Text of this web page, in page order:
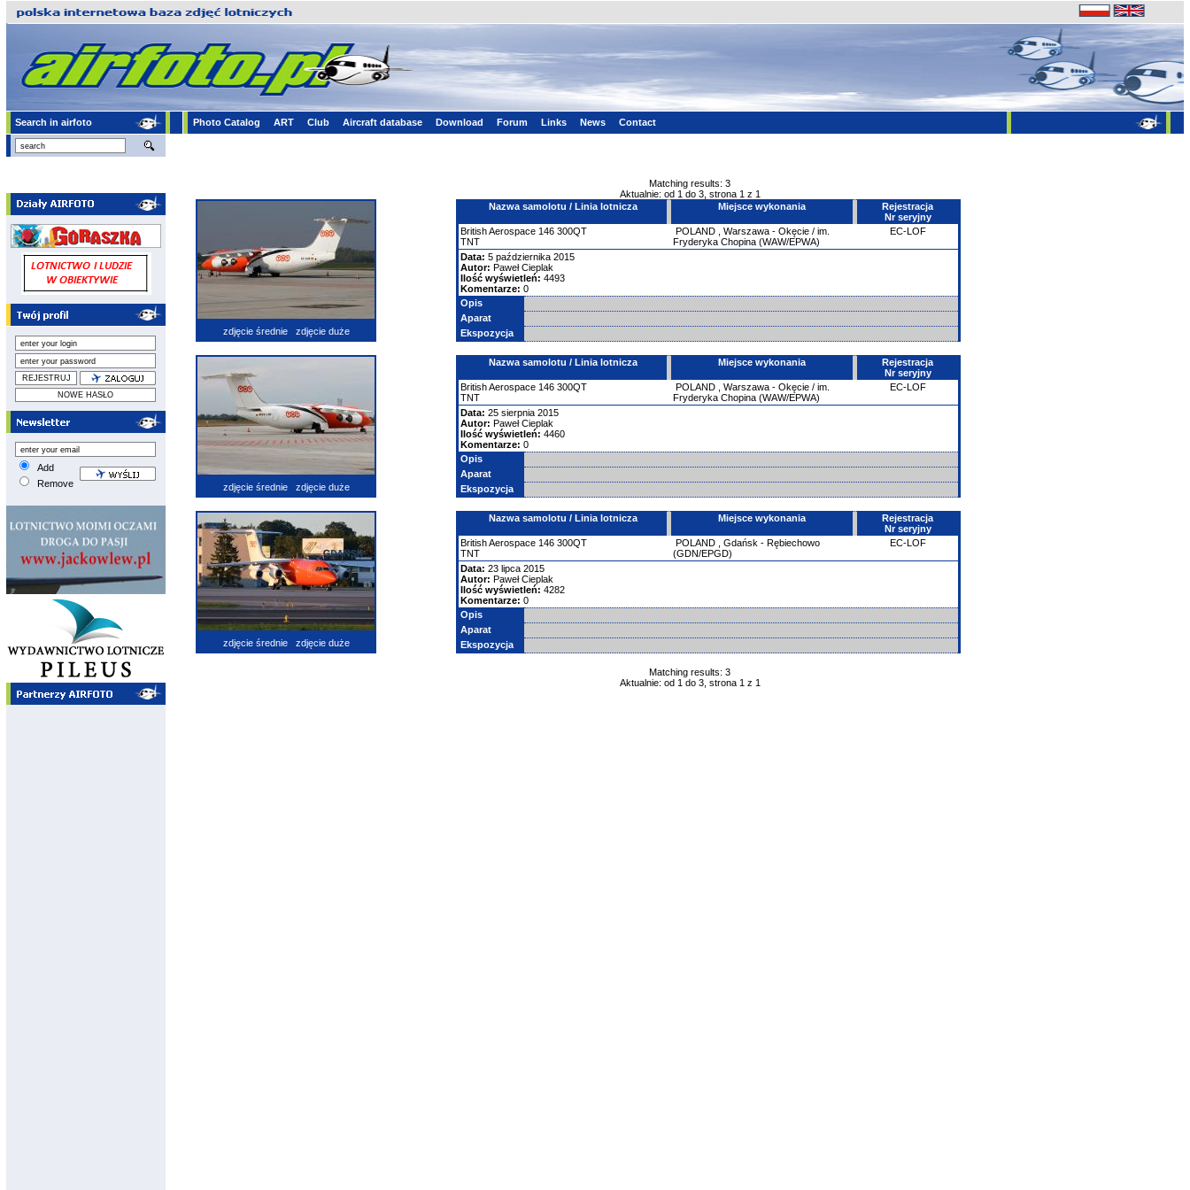
Search in airfoto Photo Catalog ART Club Aircraft database Download Forum Links News Contact
Add
Remove
Matching results: 3
Aktualnie: od 1 do 3, strona 1 z 1
zdjęcie średnie zdjęcie duże
Nazwa samolotu / Linia lotnicza Miejsce wykonania
Rejestracja
Nr seryjny
British Aerospace 146 300QT
TNT
POLAND
Warszawa - Okęcie / im.
Fryderyka Chopina (WAW/EPWA)
EC-LOF
Data: 5 października 2015
Autor: Paweł Cieplak
Ilość wyświetleń: 4493
Komentarze: 0
Opis
Aparat
Ekspozycja
zdjęcie średnie zdjęcie duże
Nazwa samolotu / Linia lotnicza Miejsce wykonania
Rejestracja
Nr seryjny
British Aerospace 146 300QT
TNT
POLAND
Warszawa - Okęcie / im.
Fryderyka Chopina (WAW/EPWA)
EC-LOF
Data: 25 sierpnia 2015
Autor: Paweł Cieplak
Ilość wyświetleń: 4460
Komentarze: 0
Opis
Aparat
Ekspozycja
zdjęcie średnie zdjęcie duże
Nazwa samolotu / Linia lotnicza Miejsce wykonania
Rejestracja
Nr seryjny
British Aerospace 146 300QT
TNT
POLAND
Gdańsk - Rębiechowo
(GDN/EPGD)
EC-LOF
Data: 23 lipca 2015
Autor: Paweł Cieplak
Ilość wyświetleń: 4282
Komentarze: 0
Opis
Aparat
Ekspozycja
Matching results: 3
Aktualnie: od 1 do 3, strona 1 z 1